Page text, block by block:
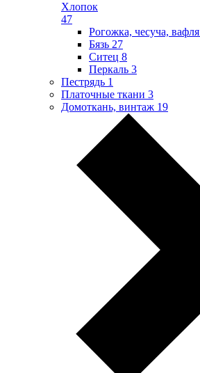
Хлопок
47
Рогожка, чесуча, вафля
Бязь 27
Ситец 8
Перкаль 3
Пестрядь 1
Платочные ткани 3
Домоткань, винтаж 19